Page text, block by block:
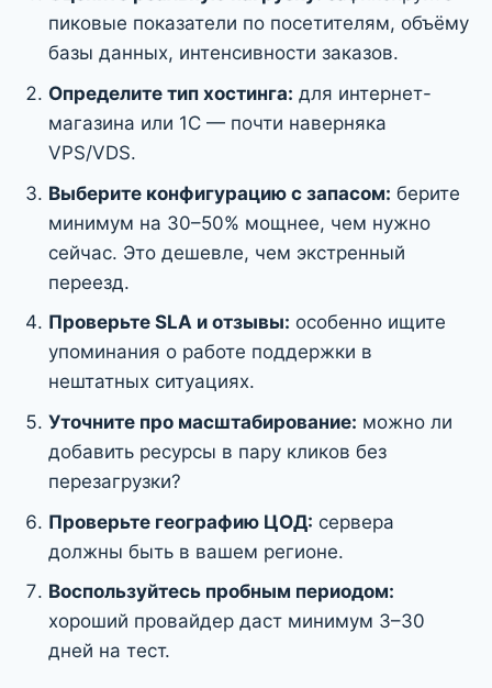
пиковые показатели по посетителям, объёму
базы данных, интенсивности заказов.
Определите тип хостинга: для интернет-
магазина или 1С — почти наверняка
VPS/VDS.
Выберите конфигурацию с запасом: берите
минимум на 30–50% мощнее, чем нужно
сейчас. Это дешевле, чем экстренный
переезд.
Проверьте SLA и отзывы: особенно ищите
упоминания о работе поддержки в
нештатных ситуациях.
Уточните про масштабирование: можно ли
добавить ресурсы в пару кликов без
перезагрузки?
Проверьте географию ЦОД: сервера
должны быть в вашем регионе.
Воспользуйтесь пробным периодом:
хороший провайдер даст минимум 3–30
дней на тест.